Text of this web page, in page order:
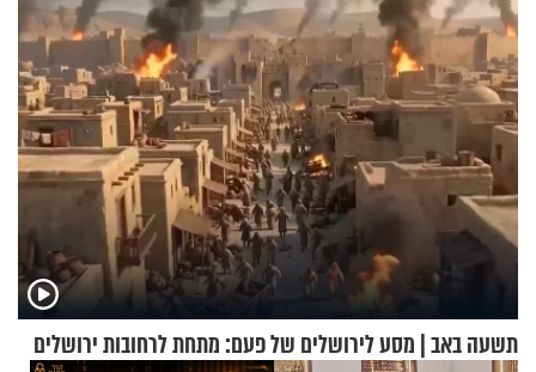
תשעה באב | מסע לירושלים של פעם: מתחת לרחובות ירושלים